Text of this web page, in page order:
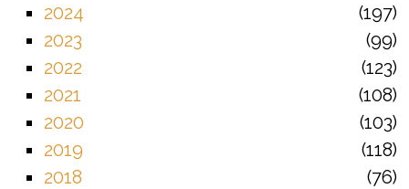
2024
197
2023
99
2022
123
2021
108
2020
103
2019
118
2018
76